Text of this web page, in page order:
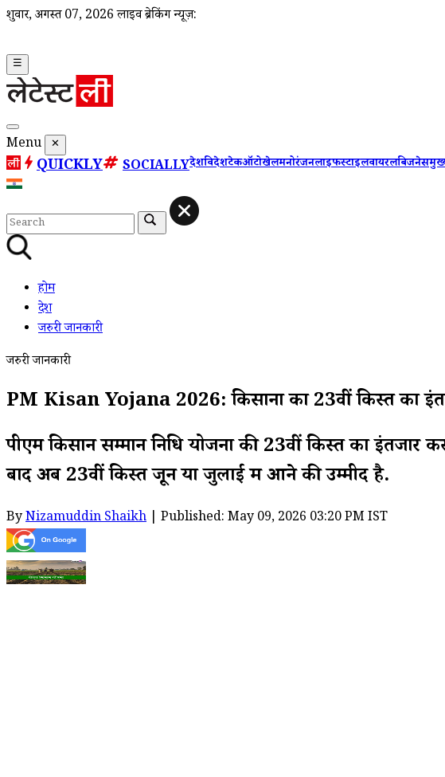
शुक्रवार, अगस्त 07, 2026 लाइव ब्रेकिंग न्यूज़:
☰
Menu ✕
QUICKLY SOCIALLYदेशविदेशटेकऑटोखेलमनोरंजनलाइफस्टाइलवायरलबिजनेस
होम
देश
जरुरी जानकारी
जरुरी जानकारी
PM Kisan Yojana 2026: किसानों का 23वीं किस्त का
पीएम किसान सम्मान निधि योजना की 23वीं किस्त का
बाद अब 23वीं किस्त जून या जुलाई में आने की उम्मीद है.
ByNizamuddin Shaikh | Published: May 09, 2026 03:20 PM IST